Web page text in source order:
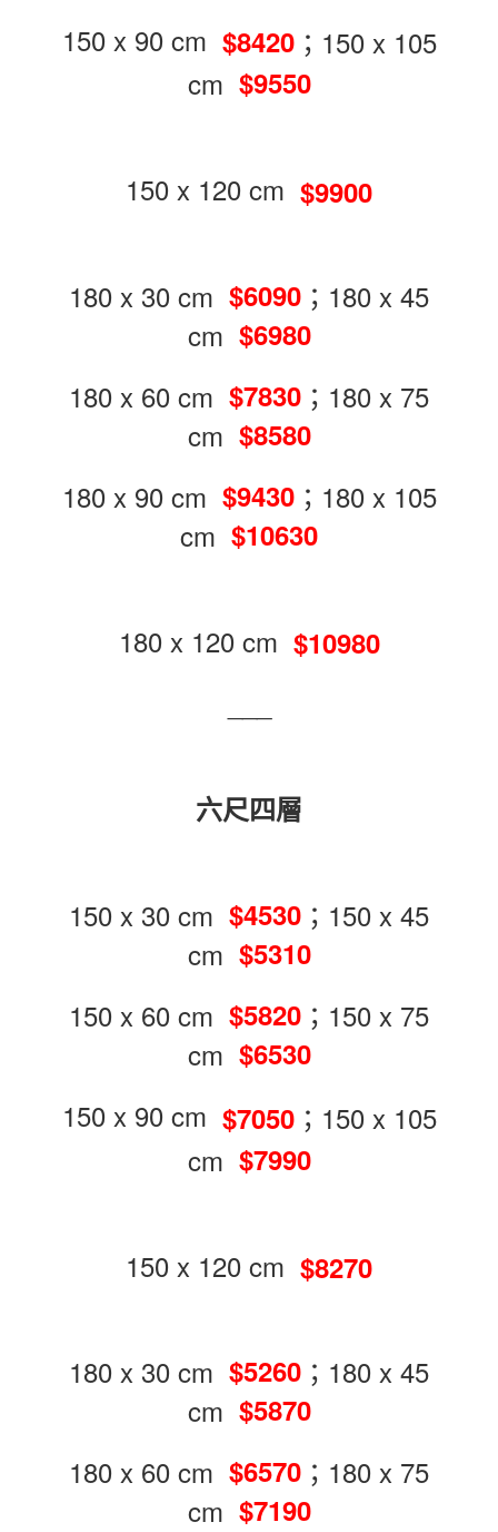
150 x 90 cm $8420；150 x 105
cm $9550
150 x 120 cm $9900
180 x 30 cm $6090 ；180 x 45
cm $6980
180 x 60 cm $7830 ；180 x 75
cm $8580
180 x 90 cm $9430；180 x 105
cm $10630
180 x 120 cm $10980
六尺四層
150 x 30 cm $4530 ；150 x 45
cm $5310
150 x 60 cm $5820 ；150 x 75
cm $6530
150 x 90 cm $7050；150 x 105
cm $7990
150 x 120 cm $8270
180 x 30 cm $5260 ；180 x 45
cm $5870
180 x 60 cm $6570 ；180 x 75
cm $7190